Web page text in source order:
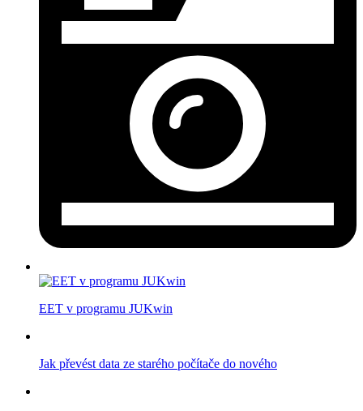
EET v programu JUKwin
Jak převést data ze starého počítače do nového